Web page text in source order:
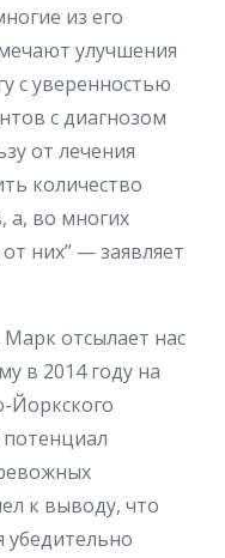
из его
улучшения
с уверенностью
с диагнозом
от лечения
количество
а, во многих
них” — заявляет
отсылает нас
в 2014 году на
Йоркского
потенциал
к выводу, что
убедительно